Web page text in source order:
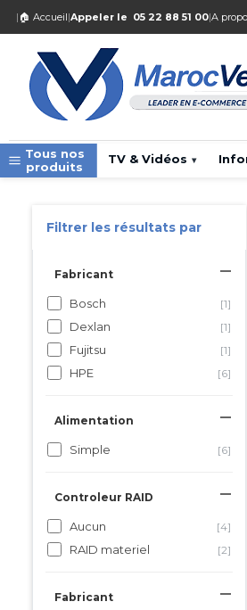
| 🏠 Accueil|Appeler le 05 22 88 51 00|A
Tous nos
produits
TV & Vidéos ▾
Filtrer les résultats par
Fabricant
Bosch [1]
Dexlan [1]
Fujitsu [1]
HPE [6]
Alimentation
Simple [6]
Controleur RAID
Aucun [4]
RAID materiel [2]
Fabricant